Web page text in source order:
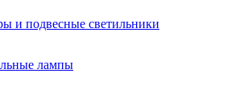
и подвесные светильники
лампы